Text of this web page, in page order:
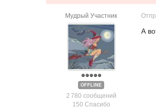
Мудрый Участник
OFFLINE
2 780 сообщений
150 Спасибо
А